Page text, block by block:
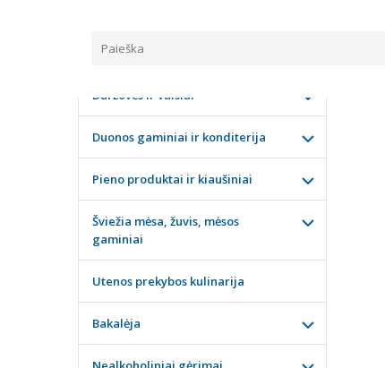
KATEGORIJOS
Daržovės ir vaisiai
Duonos gaminiai ir konditerija
Pieno produktai ir kiaušiniai
Šviežia mėsa, žuvis, mėsos
gaminiai
Utenos prekybos kulinarija
Bakalėja